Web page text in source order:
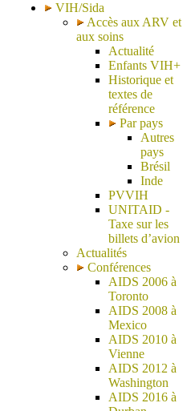
VIH/Sida
Accès aux ARV et
aux soins
Actualité
Enfants VIH+
Historique et
textes de
référence
Par pays
Autres
pays
Brésil
Inde
PVVIH
UNITAID -
Taxe sur les
billets d’avion
Actualités
Conférences
AIDS 2006 à
Toronto
AIDS 2008 à
Mexico
AIDS 2010 à
Vienne
AIDS 2012 à
Washington
AIDS 2016 à